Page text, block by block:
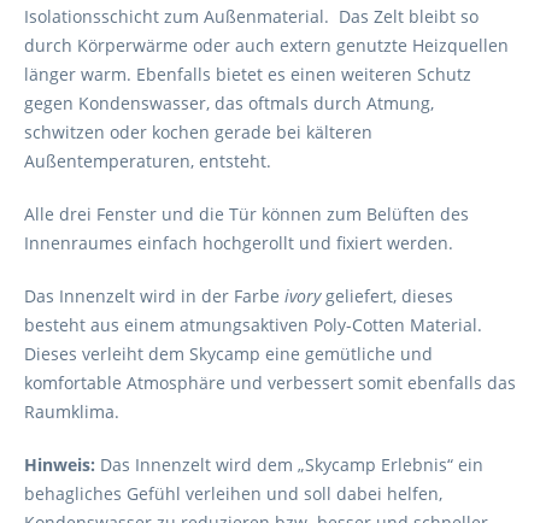
Isolationsschicht zum Außenmaterial. Das Zelt bleibt so
durch Körperwärme oder auch extern genutzte Heizquellen
länger warm. Ebenfalls bietet es einen weiteren Schutz
gegen Kondenswasser, das oftmals durch Atmung,
schwitzen oder kochen gerade bei kälteren
Außentemperaturen, entsteht.
Alle drei Fenster und die Tür können zum Belüften des
Innenraumes einfach hochgerollt und fixiert werden.
Das Innenzelt wird in der Farbe ivorygeliefert, dieses
besteht aus einem atmungsaktiven Poly-Cotten Material.
Dieses verleiht dem Skycamp eine gemütliche und
komfortable Atmosphäre und verbessert somit ebenfalls das
Raumklima.
Hinweis: Das Innenzelt wird dem „Skycamp Erlebnis“ ein
behagliches Gefühl verleihen und soll dabei helfen,